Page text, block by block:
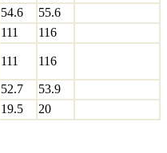
54.6
55.6
111
116
111 116
52.7
53.9
19.5 20